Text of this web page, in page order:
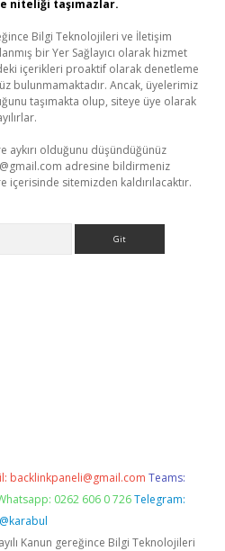
niteliği taşımazlar.
Bilgi Teknolojileri ve İletişim
bir Yer Sağlayıcı olarak hizmet
içerikleri proaktif olarak denetleme
bulunmamaktadır. Ancak, üyelerimiz
taşımakta olup, siteye üye olarak
aykırı olduğunu düşündüğünüz
adresine bildirmeniz
içerisinde sitemizden kaldırılacaktır.
backlinkpaneli@gmail.com Teams:
0262 606 0 726 Telegram:
@karabul
Kanun gereğince Bilgi Teknolojileri